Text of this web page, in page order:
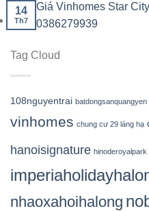
14
Th7
Giá Vinhomes Star
0386279939
Tag Cloud
108nguyentrai batdongsanquangyen
vinhomes chung cư 29 láng hạ
hanoisignature hinoderoyalpark
nhaoxahoihalong